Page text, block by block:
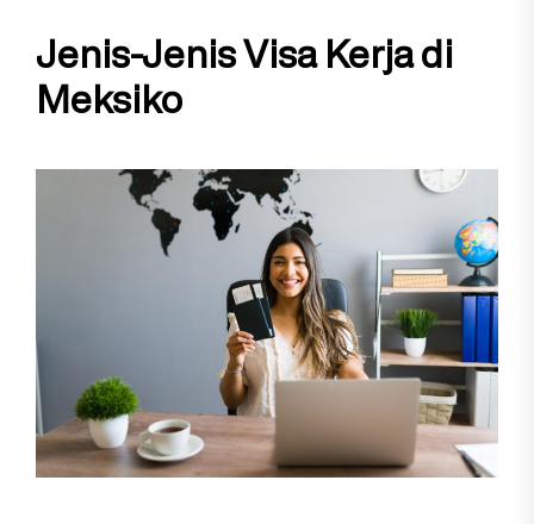
Jenis-Jenis Visa Kerja di
Meksiko